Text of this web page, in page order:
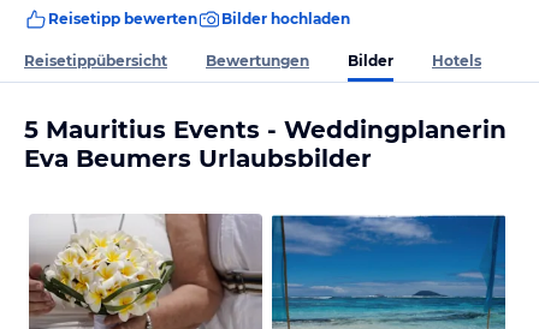
Reisetipp bewerten Bilder hochladen
Reisetippübersicht Bewertungen Bilder Hotels
5 Mauritius Events - Weddingplanerin
Eva Beumers Urlaubsbilder